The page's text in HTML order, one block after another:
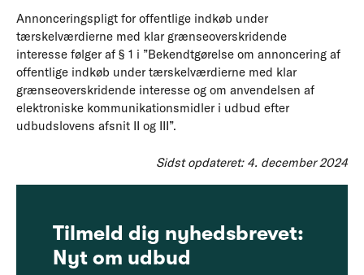
Annonceringspligt for offentlige indkøb under
tærskelværdierne med klar grænseoverskridende
interesse følger af § 1 i ”Bekendtgørelse om annoncering af
offentlige indkøb under tærskelværdierne med klar
grænseoverskridende interesse og om anvendelsen af
elektroniske kommunikationsmidler i udbud efter
udbudslovens afsnit II og III”.
Sidst opdateret: 4. december 2024
Tilmeld dig nyhedsbrevet:
Nyt om udbud